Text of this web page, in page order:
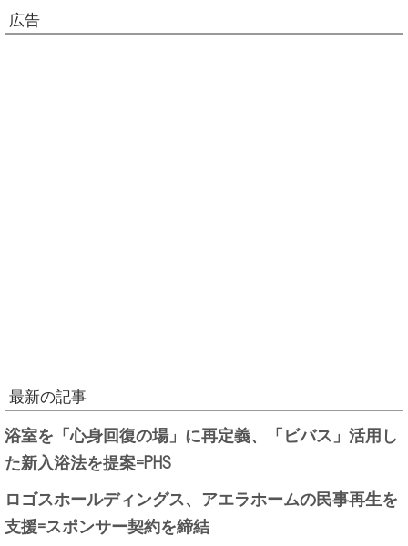
広告
最新の記事
浴室を「心身回復の場」に再定義、「ビバス」活用し
た新入浴法を提案=PHS
ロゴスホールディングス、アエラホームの民事再生を
支援=スポンサー契約を締結